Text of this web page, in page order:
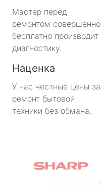
Мастер перед
ремонтом совершенно
бесплатно производит
диагностику.
Наценка
У нас честные цены за
ремонт бытовой
техники без обмана.